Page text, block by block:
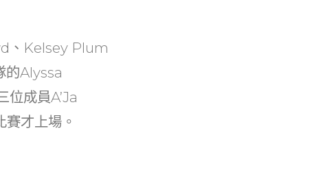
、Kelsey Plum
的Alyssa
成員A’Ja
才上場。